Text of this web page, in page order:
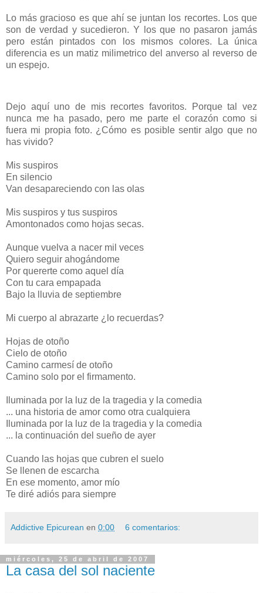
Lo más gracioso es que ahí se juntan los recortes. Los que
son de verdad y sucedieron. Y los que no pasaron jamás
pero están pintados con los mismos colores. La única
diferencia es un matiz milimetrico del anverso al reverso de
un espejo.
Dejo aquí uno de mis recortes favoritos. Porque tal vez
nunca me ha pasado, pero me parte el corazón como si
fuera mi propia foto. ¿Cómo es posible sentir algo que no
has vivido?
Mis suspiros
En silencio
Van desapareciendo con las olas
Mis suspiros y tus suspiros
Amontonados como hojas secas.
Aunque vuelva a nacer mil veces
Quiero seguir ahogándome
Por quererte como aquel día
Con tu cara empapada
Bajo la lluvia de septiembre
Mi cuerpo al abrazarte ¿lo recuerdas?
Hojas de otoño
Cielo de otoño
Camino carmesí de otoño
Camino solo por el firmamento.
Iluminada por la luz de la tragedia y la comedia
... una historia de amor como otra cualquiera
Iluminada por la luz de la tragedia y la comedia
... la continuación del sueño de ayer
Cuando las hojas que cubren el suelo
Se llenen de escarcha
En ese momento, amor mío
Te diré adiós para siempre
Addictive Epicurean en 0:00 6 comentarios:
miércoles, 25 de abril de 2007
La casa del sol naciente